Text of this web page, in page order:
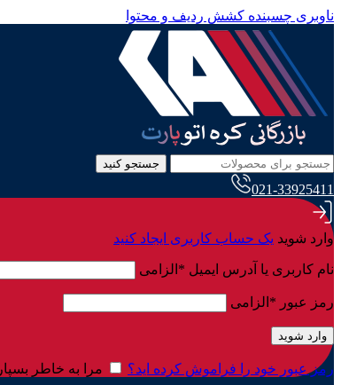
ناوبری چسبنده کشش ردیف و محتوا
جستجو کنید
021-33925411
وارد شوید یک حساب کاربری ایجاد کنید
نام کاربری یا آدرس ایمیل * الزامی
رمز عبور * الزامی
وارد شوید
رمز عبور خود را فراموش کرده اید؟ مرا به خاطر بسپار